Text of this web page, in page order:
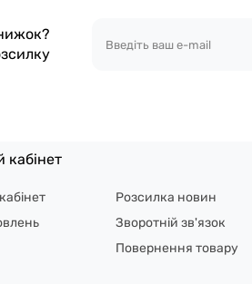
кабінет
Розсилка новин
Зворотній зв'язок
Повернення товару